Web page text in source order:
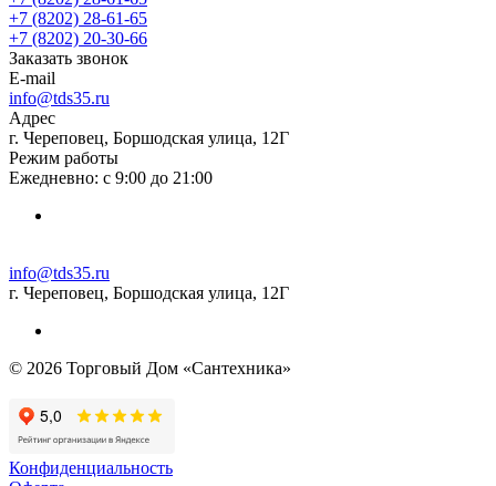
+7 (8202) 28‑61-65
+7 (8202) 20‑30-66
Заказать звонок
E-mail
info@tds35.ru
Адрес
г. Череповец, Боршодская улица, 12Г
Режим работы
Ежедневно: с 9:00 до 21:00
info@tds35.ru
г. Череповец, Боршодская улица, 12Г
© 2026 Торговый Дом «Сантехника»
Конфиденциальность